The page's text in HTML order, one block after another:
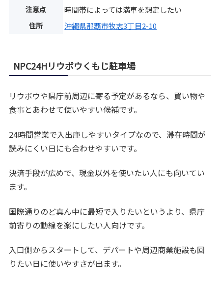
注意点 時間帯によっては満車を想定したい
住所 沖縄県那覇市牧志3丁目2-10
NPC24Hリウボウくもじ駐車場
リウボウや県庁前周辺に寄る予定があるなら、買い物や
食事とあわせて使いやすい候補です。
24時間営業で入出庫しやすいタイプなので、滞在時間が
読みにくい日にも合わせやすいです。
決済手段が広めで、現金以外を使いたい人にも向いてい
ます。
国際通りのど真ん中に最短で入りたいというより、県庁
前寄りの動線を楽にしたい人向けです。
入口側からスタートして、デパートや周辺商業施設も回
りたい日に使いやすさが出ます。